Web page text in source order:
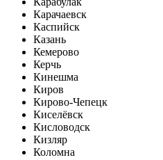
Карачаевск
Каспийск
Казань
Кемерово
Керчь
Кинешма
Киров
Кирово-Чепецк
Киселёвск
Кисловодск
Кизляр
Коломна